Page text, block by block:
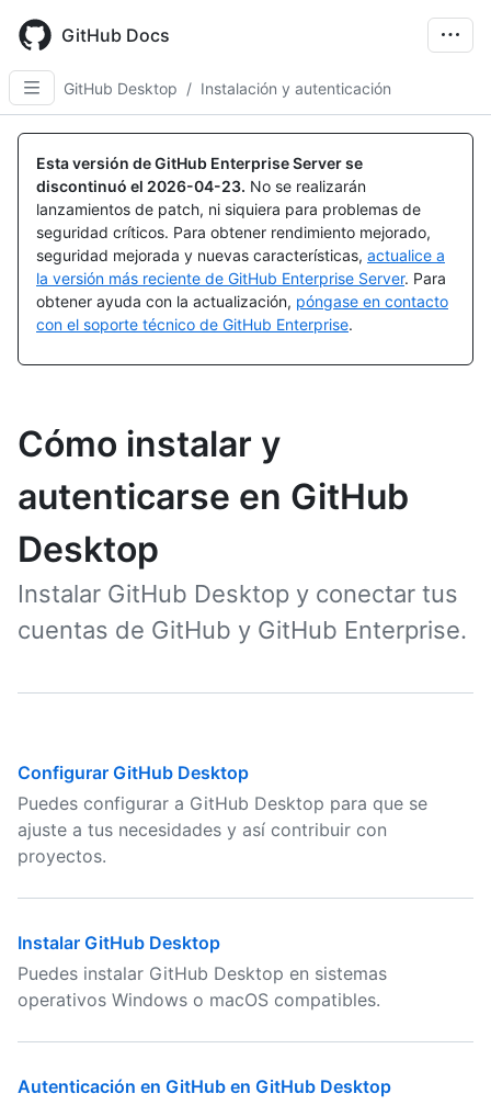
main
content
GitHub Docs
GitHub Desktop / Instalación y autenticación
Esta versión de GitHub Enterprise Server se
discontinuó el 2026-04-23. No se realizarán
lanzamientos de patch, ni siquiera para problemas de
seguridad críticos. Para obtener rendimiento mejorado,
seguridad mejorada y nuevas características, actualice a
la versión más reciente de GitHub Enterprise Server. Para
obtener ayuda con la actualización, póngase en contacto
con el soporte técnico de GitHub Enterprise.
Cómo instalar y
autenticarse en GitHub
Desktop
Instalar GitHub Desktop y conectar tus
cuentas de GitHub y GitHub Enterprise.
Configurar GitHub Desktop
Puedes configurar a GitHub Desktop para que se
ajuste a tus necesidades y así contribuir con
proyectos.
Instalar GitHub Desktop
Puedes instalar GitHub Desktop en sistemas
operativos Windows o macOS compatibles.
Autenticación en GitHub en GitHub Desktop